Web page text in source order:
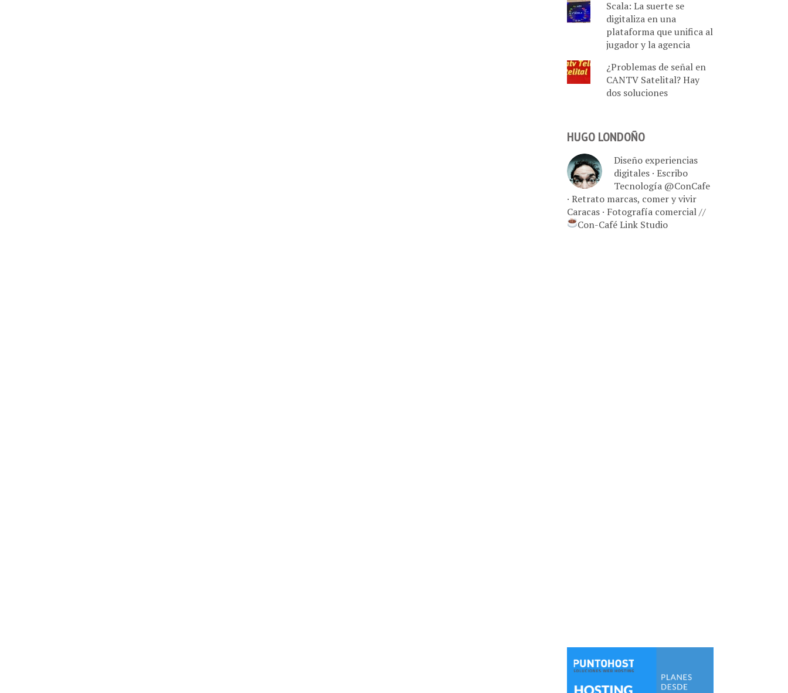
Scala: La suerte se
digitaliza en una
plataforma que unifica al
jugador y la agencia
¿Problemas de señal en
CANTV Satelital? Hay
dos soluciones
HUGO LONDOÑO
Diseño experiencias
digitales · Escribo
Tecnología @ConCafe
· Retrato marcas, comer y vivir
Caracas · Fotografía comercial //
Con-Café Link Studio